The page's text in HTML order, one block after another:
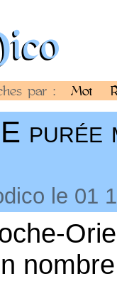
par : Mot
purée
le 01